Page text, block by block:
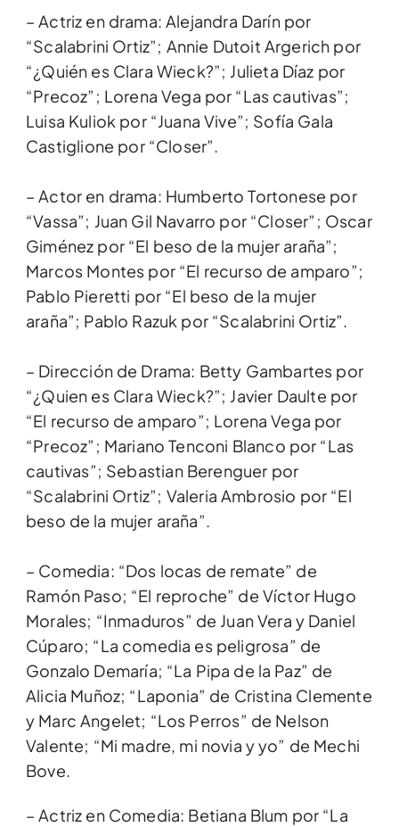
– Actriz en drama: Alejandra Darín por
“Scalabrini Ortiz”; Annie Dutoit Argerich por
“¿Quién es Clara Wieck?”; Julieta Díaz por
“Precoz”; Lorena Vega por “Las cautivas”;
Luisa Kuliok por “Juana Vive”; Sofía Gala
Castiglione por “Closer”.
– Actor en drama: Humberto Tortonese por
“Vassa”; Juan Gil Navarro por “Closer”; Oscar
Giménez por “El beso de la mujer araña”;
Marcos Montes por “El recurso de amparo”;
Pablo Pieretti por “El beso de la mujer
araña”; Pablo Razuk por “Scalabrini Ortiz”.
– Dirección de Drama: Betty Gambartes por
“¿Quien es Clara Wieck?”; Javier Daulte por
“El recurso de amparo”; Lorena Vega por
“Precoz”; Mariano Tenconi Blanco por “Las
cautivas”; Sebastian Berenguer por
“Scalabrini Ortiz”; Valeria Ambrosio por “El
beso de la mujer araña”.
– Comedia: “Dos locas de remate” de
Ramón Paso; “El reproche” de Víctor Hugo
Morales; “Inmaduros” de Juan Vera y Daniel
Cúparo; “La comedia es peligrosa” de
Gonzalo Demaría; “La Pipa de la Paz” de
Alicia Muñoz; “Laponia” de Cristina Clemente
y Marc Angelet; “Los Perros” de Nelson
Valente; “Mi madre, mi novia y yo” de Mechi
Bove.
– Actriz en Comedia: Betiana Blum por “La